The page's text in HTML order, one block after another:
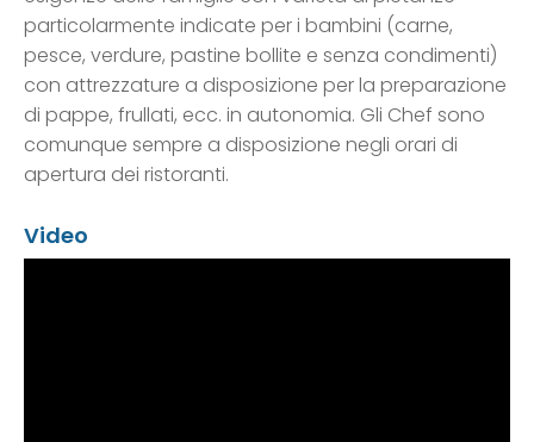
particolarmente indicate per i bambini (carne,
pesce, verdure, pastine bollite e senza condimenti)
con attrezzature a disposizione per la preparazione
di pappe, frullati, ecc. in autonomia. Gli Chef sono
comunque sempre a disposizione negli orari di
apertura dei ristoranti.
Video